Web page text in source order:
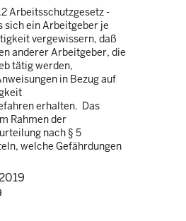
Arbeitsschutzgesetz -
sich ein Arbeitgeber je
vergewissern, daß
anderer Arbeitgeber, die
tätig werden,
in Bezug auf
erhalten. Das
Rahmen der
nach § 5
welche Gefährdungen